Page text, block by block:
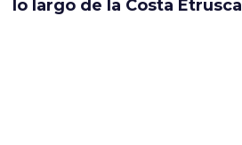
lo largo de la Costa Etrusca